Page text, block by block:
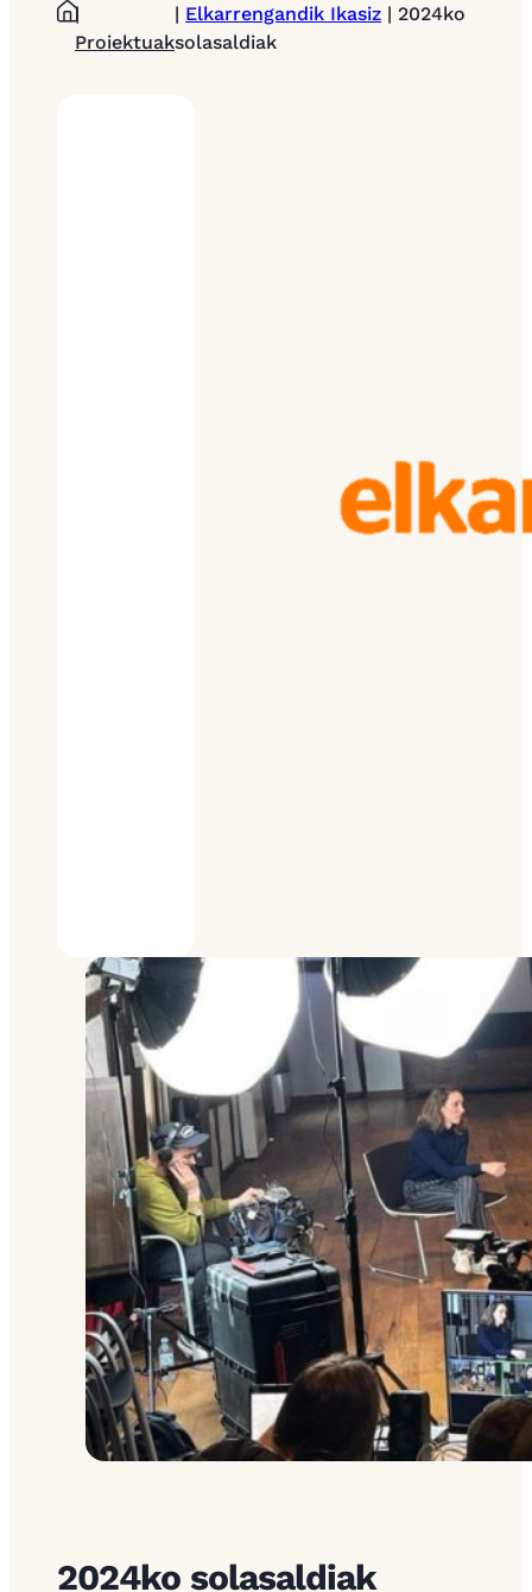
|
Proiektuak
| Elkarrengandik Ikasiz | 2024ko
solasaldiak
2024ko solasaldiak